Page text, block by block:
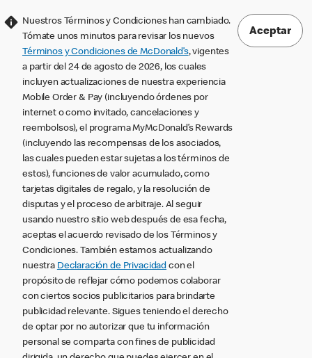
Nuestros Términos y Condiciones han cambiado.
Tómate unos minutos para revisar los nuevos
Términos y Condiciones de McDonald’s, vigentes
a partir del 24 de agosto de 2026, los cuales
incluyen actualizaciones de nuestra experiencia
Mobile Order & Pay (incluyendo órdenes por
internet o como invitado, cancelaciones y
reembolsos), el programa MyMcDonald’s Rewards
(incluyendo las recompensas de los asociados,
las cuales pueden estar sujetas a los términos de
estos), funciones de valor acumulado, como
tarjetas digitales de regalo, y la resolución de
disputas y el proceso de arbitraje. Al seguir
usando nuestro sitio web después de esa fecha,
aceptas el acuerdo revisado de los Términos y
Condiciones. También estamos actualizando
nuestra Declaración de Privacidad con el
propósito de reflejar cómo podemos colaborar
con ciertos socios publicitarios para brindarte
publicidad relevante. Sigues teniendo el derecho
de optar por no autorizar que tu información
personal se comparta con fines de publicidad
Aceptar